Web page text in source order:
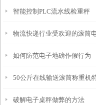
智能控制PLC流水线检重秤
物流快递行业受欢迎的滚筒
如何防范电子地磅作假行为
50公斤在线输送滚筒称重机
用原理
破解电子桌秤做弊的方法